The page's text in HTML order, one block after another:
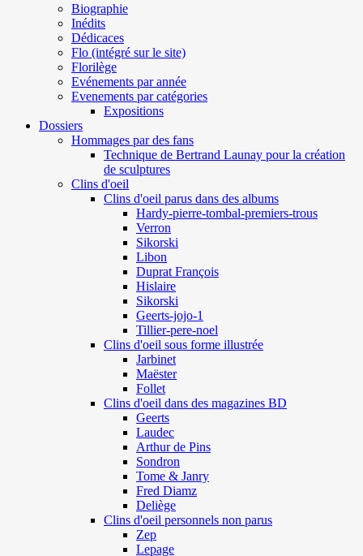
Biographie
Inédits
Dédicaces
Flo (intégré sur le site)
Florilège
Evénements par année
Evenements par catégories
Expositions
Dossiers
Hommages par des fans
Technique de Bertrand Launay pour la création
de sculptures
Clins d'oeil
Clins d'oeil parus dans des albums
Hardy-pierre-tombal-premiers-trous
Verron
Sikorski
Libon
Duprat François
Hislaire
Sikorski
Geerts-jojo-1
Tillier-pere-noel
Clins d'oeil sous forme illustrée
Jarbinet
Maëster
Follet
Clins d'oeil dans des magazines BD
Geerts
Laudec
Arthur de Pins
Sondron
Tome & Janry
Fred Diamz
Deliège
Clins d'oeil personnels non parus
Zep
Lepage